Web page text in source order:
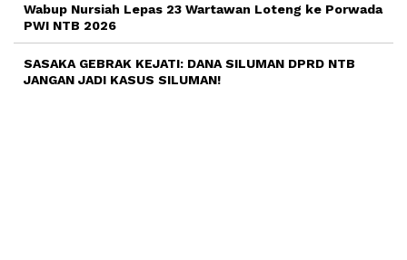
Wabup Nursiah Lepas 23 Wartawan Loteng ke Porwada
PWI NTB 2026
SASAKA GEBRAK KEJATI: DANA SILUMAN DPRD NTB
JANGAN JADI KASUS SILUMAN!